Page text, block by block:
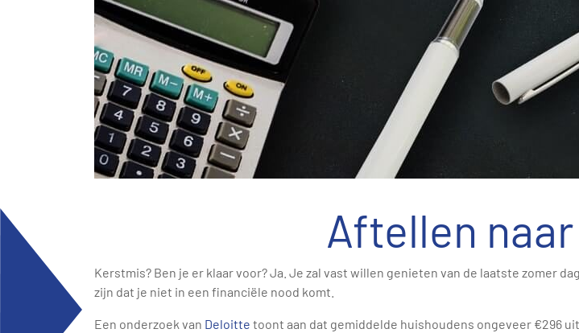
Aftellen
Kerstmis? Ben je er klaar voor? Ja. Je zal vast willen genieten van de laatste zomer
zijn dat je niet in een financiële nood komt.
Een onderzoek van Deloitte toont aan dat gemiddelde huishoudens ongeveer €296